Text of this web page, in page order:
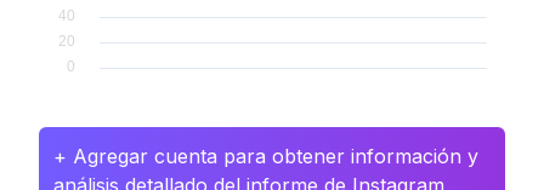
+ Agregar cuenta para obtener información y
análisis detallado del informe de Instagram